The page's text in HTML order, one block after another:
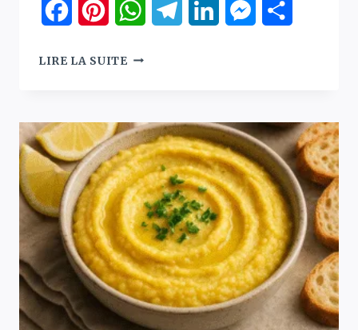
FacebookPinterestWhatsAppTelegramLinkedInMessenger
LIRE LA SUITEGIGANTES
VÉRITABLE
RECETTE
DES
HARICOTS
GÉANTS
GRECS
AU
FOUR